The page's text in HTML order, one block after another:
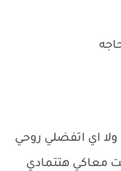
ولا اي اتفضلي روحي
معاكي هتتمادي